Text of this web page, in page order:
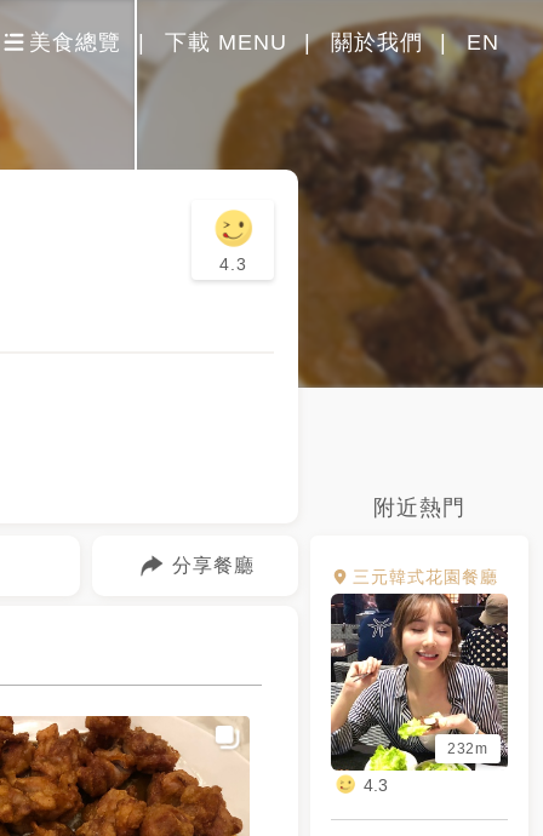
美食總覽 下載 MENU 關於我們 EN
附近熱門
三元韓式花園餐廳
232m
4.3
4.3
分享餐廳